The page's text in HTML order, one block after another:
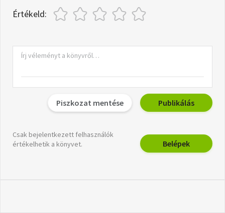
Értékeld:
Piszkozat mentése Publikálás
Csak bejelentkezett felhasználók
értékelhetik a könyvet.
Belépek